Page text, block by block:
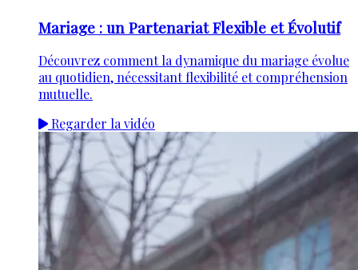
Mariage : un Partenariat Flexible et Évolutif
Découvrez comment la dynamique du mariage évolue
au quotidien, nécessitant flexibilité et compréhension
mutuelle.
Regarder la vidéo